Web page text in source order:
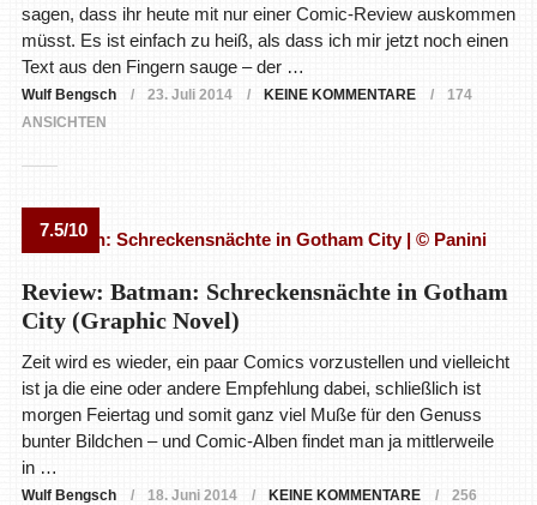
sagen, dass ihr heute mit nur einer Comic-Review auskommen
müsst. Es ist einfach zu heiß, als dass ich mir jetzt noch einen
Text aus den Fingern sauge – der …
Wulf Bengsch 23. Juli 2014 KEINE KOMMENTARE
174
ANSICHTEN
7.5/10
Review: Batman: Schreckensnächte in Gotham
City (Graphic Novel)
Zeit wird es wieder, ein paar Comics vorzustellen und vielleicht
ist ja die eine oder andere Empfehlung dabei, schließlich ist
morgen Feiertag und somit ganz viel Muße für den Genuss
bunter Bildchen – und Comic-Alben findet man ja mittlerweile
in …
Wulf Bengsch 18. Juni 2014 KEINE KOMMENTARE 256